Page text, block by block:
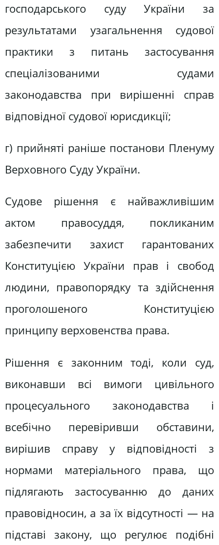
господарського суду України за
результатами узагальнення судової
практики з питань застосування
спеціалізованими судами
законодавства при вирішенні справ
відповідної судової юрисдикції;
г) прийняті раніше постанови Пленуму
Верховного Суду України.
Судове рішення є найважливішим
актом правосуддя, покликаним
забезпечити захист гарантованих
Конституцією України прав і свобод
людини, правопорядку та здійснення
проголошеного Конституцією
принципу верховенства права.
Рішення є законним тоді, коли суд,
виконавши всі вимоги цивільного
процесуального законодавства і
всебічно перевіривши обставини,
вирішив справу у відповідності з
нормами матеріального права, що
підлягають застосуванню до даних
правовідносин, а за їх відсутності — на
підставі закону, що регулює подібні